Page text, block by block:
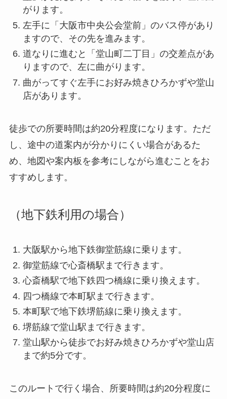
がります。
左手に「大阪市中央公会堂前」のバス停があり
ますので、その先を進みます。
道なりに進むと「堂山町二丁目」の交差点があ
りますので、左に曲がります。
曲がってすぐ左手にお好み焼きひろかずや堂山
店があります。
徒歩での所要時間は約20分程度になります。ただ
し、途中の道案内が分かりにくい場合があるた
め、地図や案内板を参考にしながら進むことをお
すすめします。
（地下鉄利用の場合）
大阪駅から地下鉄御堂筋線に乗ります。
御堂筋線で心斎橋駅まで行きます。
心斎橋駅で地下鉄四つ橋線に乗り換えます。
四つ橋線で本町駅まで行きます。
本町駅で地下鉄堺筋線に乗り換えます。
堺筋線で堂山駅まで行きます。
堂山駅から徒歩でお好み焼きひろかずや堂山店
まで約5分です。
このルートで行く場合、所要時間は約20分程度に